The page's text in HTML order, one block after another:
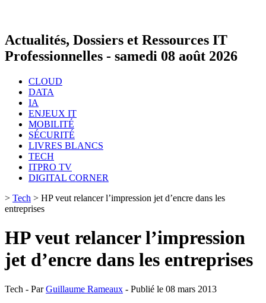
Actualités, Dossiers et Ressources IT
Professionnelles - samedi 08 août 2026
CLOUD
DATA
IA
ENJEUX IT
MOBILITÉ
SÉCURITÉ
LIVRES BLANCS
TECH
ITPRO TV
DIGITAL CORNER
> Tech > HP veut relancer l’impression jet d’encre dans les
entreprises
HP veut relancer l’impression
jet d’encre dans les entreprises
Tech - ParGuillaume Rameaux - Publié le 08 mars 2013